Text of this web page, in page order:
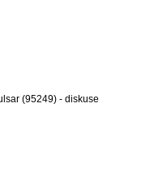
(95249) - diskuse